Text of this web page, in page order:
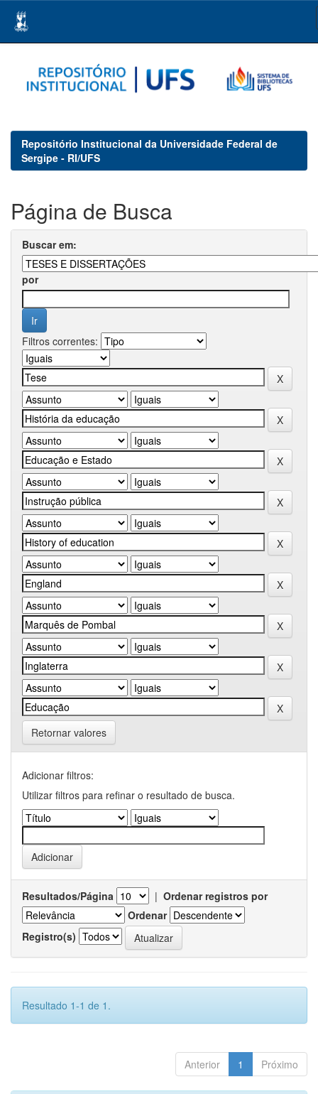
navigation
Repositório Institucional da Universidade Federal de
Sergipe - RI/UFS
Página de Busca
Buscar em:
por
Filtros correntes:
Retornar valores
Adicionar filtros:
Utilizar filtros para refinar o resultado de busca.
Resultados/Página | Ordenar registros por
Ordenar
Registro(s)
Resultado 1-1 de 1.
Anterior 1 Próximo